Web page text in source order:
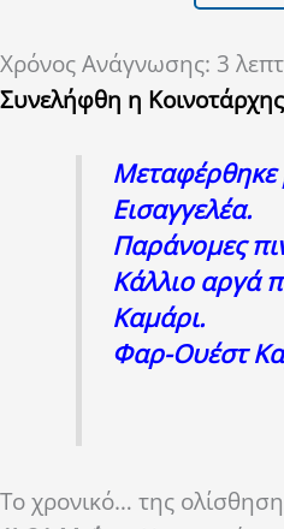
Χρόνος Ανάγνωσης: 3
Συνελήφθη η
Μεταφέρθηκε
Εισαγγελέα.
Παράνομες
Κάλλιο αργά
Καμάρι.
Φαρ-Ουέστ
Το χρονικό… της